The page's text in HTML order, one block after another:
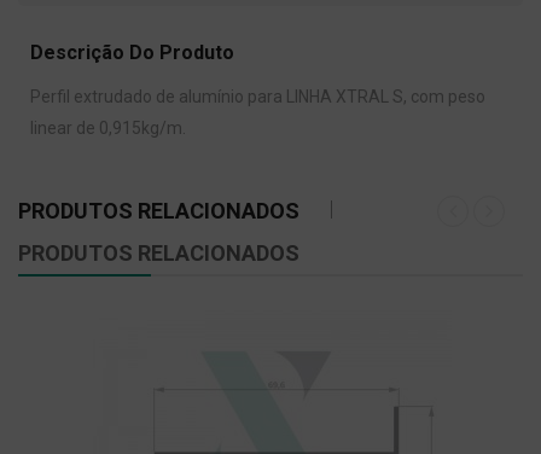
Descrição Do Produto
Perfil extrudado de alumínio para LINHA XTRAL S, com peso
linear de 0,915kg/m.
PRODUTOS RELACIONADOS
PRODUTOS RELACIONADOS